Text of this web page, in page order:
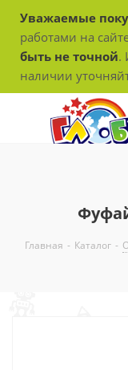
Уважаемые
работами на
быть не точной.
наличии
Главная - Каталог -